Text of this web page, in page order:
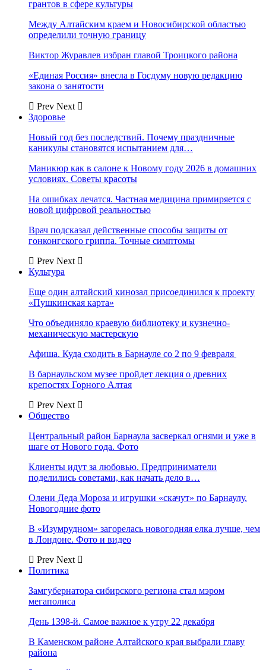
грантов в сфере культуры
Между Алтайским краем и Новосибирской областью
определили точную границу
Виктор Журавлев избран главой Троицкого района
«Единая Россия» внесла в Госдуму новую редакцию
закона о занятости
Prev Next
Здоровье
Новый год без последствий. Почему праздничные
каникулы становятся испытанием для…
Маникюр как в салоне к Новому году 2026 в домашних
условиях. Советы красоты
На ошибках лечатся. Частная медицина примиряется с
новой цифровой реальностью
Врач подсказал действенные способы защиты от
гонконгского гриппа. Точные симптомы
Prev Next
Культура
Еще один алтайский кинозал присоединился к проекту
«Пушкинская карта»
Что объединяло краевую библиотеку и кузнечно-
механическую мастерскую
Афиша. Куда сходить в Барнауле со 2 по 9 февраля
В барнаульском музее пройдет лекция о древних
крепостях Горного Алтая
Prev Next
Общество
Центральный район Барнаула засверкал огнями и уже в
шаге от Нового года. Фото
Клиенты идут за любовью. Предприниматели
поделились советами, как начать дело в…
Олени Деда Мороза и игрушки «скачут» по Барнаулу.
Новогодние фото
В «Изумрудном» загорелась новогодняя елка лучше, чем
в Лондоне. Фото и видео
Prev Next
Политика
Замгубернатора сибирского региона стал мэром
мегаполиса
День 1398-й. Самое важное к утру 22 декабря
В Каменском районе Алтайского края выбрали главу
района